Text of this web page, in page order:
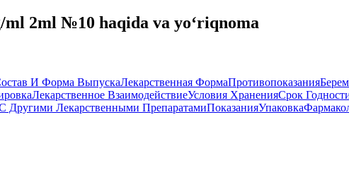
2ml №10 haqida va yo‘riqnoma
И Форма ВыпускаЛекарственная ФормаПротивопоказания
Лекарственное ВзаимодействиеУсловия ХраненияСрок
Другими Лекарственными ПрепаратамиПоказанияУпаковка